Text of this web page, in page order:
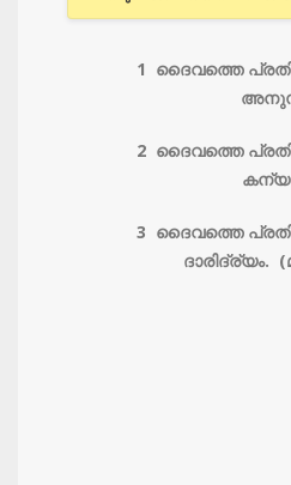
1 ദൈവത്തെ
2 ദൈവത്തെ
3 ദൈവത്തെ
ദാരിദ്ര്യം.